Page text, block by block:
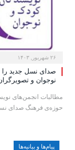
۲۶ شهریور, ۱۴۰۳
صدای نسل جدید را
نوجوان و
مطالبات انجمن‌های
حوزه‌ی فرهنگ صدای
پیام‌ها و بیانیه‌ها